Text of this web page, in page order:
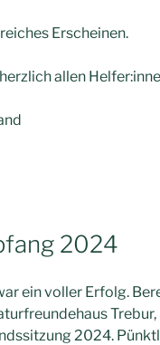
Erscheinen.
allen
2024
ein voller Erfolg.
2024.